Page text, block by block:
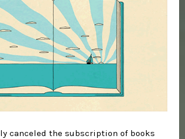
canceled the subscription of books